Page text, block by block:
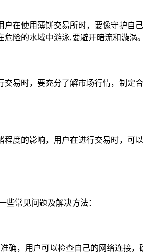
在使用薄饼交易所时，要像守护
险的水域中游泳,要避开暗流和漩涡。
易时，要充分了解市场行情，制
度的影响，用户在进行交易时，
常见问题及解决方法：
，用户可以检查自己的网络连接，